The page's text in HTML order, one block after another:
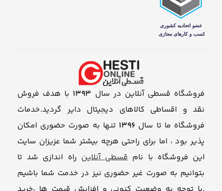
فروشگاه قسطی آنلاین در سال 1393 با هدف فروش
نقد و اقساطی کالاهای دیجیتال دایر گردید.خدمات
فروشگاه ما تا سال 1396 تنها به صورت حضوری امکان
پذیر بود ، اما برای راحتی هرچه بیشتر شما عزیزان سایت
این فروشگاه با نامقسطی آنلاین راه اندازی شد تا
بتوانیم به صورت غیر حضوری نیز در خدمت شما باشیم